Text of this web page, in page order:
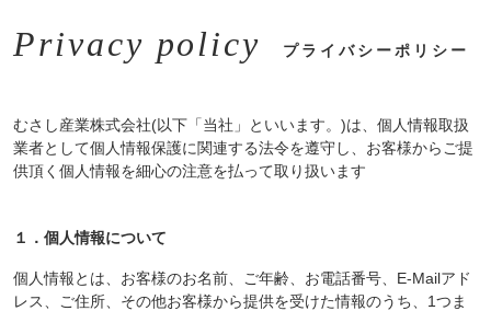
Privacy policy プライバシーポリシー
むさし産業株式会社(以下「当社」といいます。)は、個人情報取扱
業者として個人情報保護に関連する法令を遵守し、お客様からご提
供頂く個人情報を細心の注意を払って取り扱います
１．個人情報について
個人情報とは、お客様のお名前、ご年齢、お電話番号、E-Mailアド
レス、ご住所、その他お客様から提供を受けた情報のうち、1つま